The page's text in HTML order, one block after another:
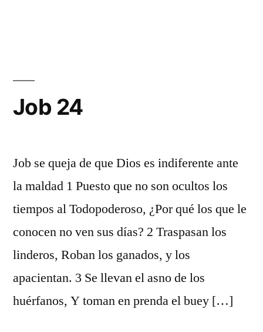
Job 24
Job se queja de que Dios es indiferente ante
la maldad 1 Puesto que no son ocultos los
tiempos al Todopoderoso, ¿Por qué los que le
conocen no ven sus días? 2 Traspasan los
linderos, Roban los ganados, y los
apacientan. 3 Se llevan el asno de los
huérfanos, Y toman en prenda el buey […]